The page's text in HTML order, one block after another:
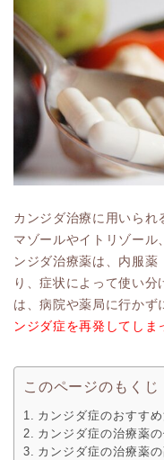
カンジダ治療に用いられ
マゾールやイトリゾール
ンジダ治療薬は、内服薬
り、症状によって使い
は、病院や薬局に行かず
ンジダ症を再発してしま
このページのもくじ
カンジダ症のおすす
カンジダ症の治療薬
カンジダ症の治療薬